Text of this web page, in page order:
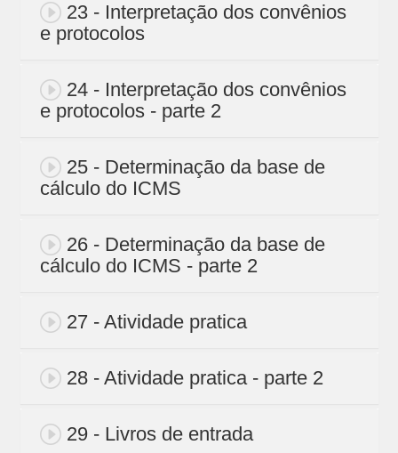
23 - Interpretação dos convênios
e protocolos
24 - Interpretação dos convênios
e protocolos - parte 2
25 - Determinação da base de
cálculo do ICMS
26 - Determinação da base de
cálculo do ICMS - parte 2
27 - Atividade pratica
28 - Atividade pratica - parte 2
29 - Livros de entrada